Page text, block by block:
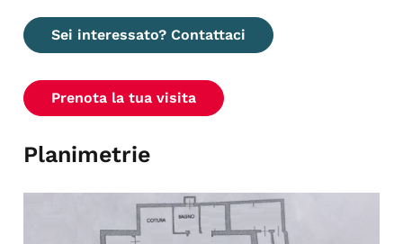
Sei interessato? Contattaci
Prenota la tua visita
Planimetrie